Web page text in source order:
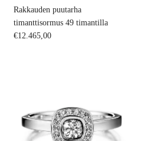
Rakkauden puutarha
timanttisormus 49 timantilla
Normaalihinta
€12.465,00